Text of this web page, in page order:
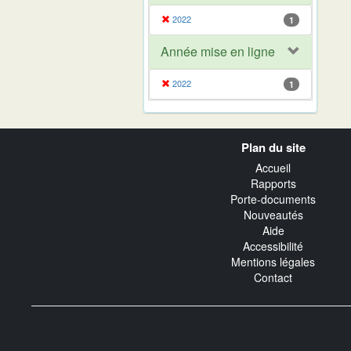
2022 1
Année mise en ligne
2022 1
Plan du site
Accueil
Rapports
Porte-documents
Nouveautés
Aide
Accessibilité
Mentions légales
Contact